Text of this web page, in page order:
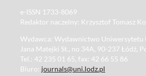
e-ISSN 1733-8069
Redaktor naczelny: Krzysztof Tomasz
Wydawca: Wydawnictwo Uniwersytetu
Jana Matejki St., no 34A, 90-237 Łódź,
Tel.: 42 235 01 65, fax: 42 66 55 86
Biuro: journals@uni.lodz.pl